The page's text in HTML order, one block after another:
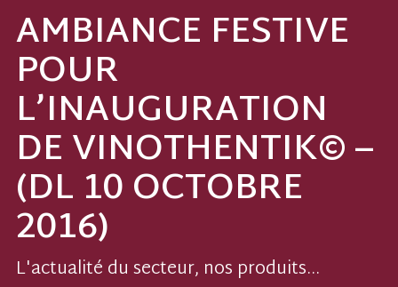
AMBIANCE FESTIVE
POUR
L’INAUGURATION
DE VINOTHENTIK© –
(DL 10 OCTOBRE
2016)
L'actualité du secteur, nos produits...